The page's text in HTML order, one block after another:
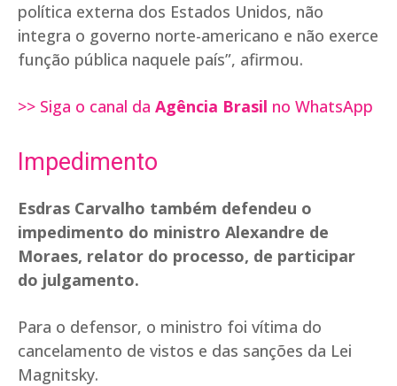
política externa dos Estados Unidos, não
integra o governo norte-americano e não exerce
função pública naquele país”, afirmou.
>> Siga o canal da Agência Brasil no WhatsApp
Impedimento
Esdras Carvalho também defendeu o
impedimento do ministro Alexandre de
Moraes, relator do processo, de participar
do julgamento.
Para o defensor, o ministro foi vítima do
cancelamento de vistos e das sanções da Lei
Magnitsky.